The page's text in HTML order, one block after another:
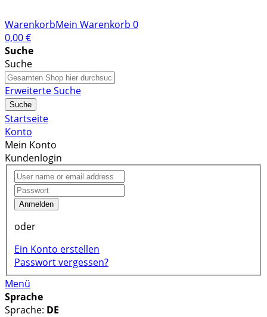
WarenkorbMein Warenkorb 0
0,00 €
Suche
Suche
Erweiterte Suche
Suche
Startseite
Konto
Mein Konto
Kundenlogin
Anmelden
oder
Ein Konto erstellen
Passwort vergessen?
Menü
Sprache
Sprache: DE